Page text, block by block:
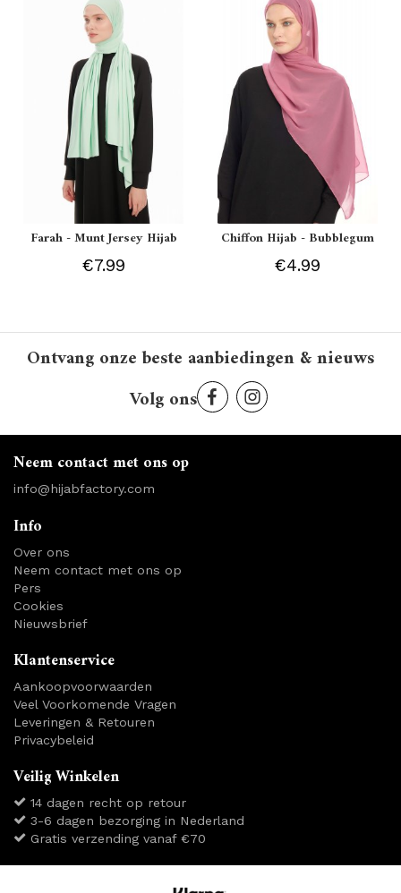
Farah - Munt Jersey Hijab
€7.99
Chiffon Hijab - Bubblegum
€4.99
Ontvang onze beste aanbiedingen & nieuws
Volg ons
Neem contact met ons op
info@hijabfactory.com
Info
Over ons
Neem contact met ons op
Pers
Cookies
Nieuwsbrief
Klantenservice
Aankoopvoorwaarden
Veel Voorkomende Vragen
Leveringen & Retouren
Privacybeleid
Veilig Winkelen
14 dagen recht op retour
3-6 dagen bezorging in Nederland
Gratis verzending vanaf €70